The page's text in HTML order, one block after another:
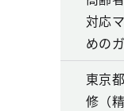
対応
めの
東京
修（